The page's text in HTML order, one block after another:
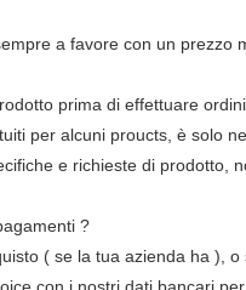
a favore con un prezzo
prima di effettuare
per alcuni proucts, è solo
e richieste di prodotto,
?
( se la tua azienda ha ),